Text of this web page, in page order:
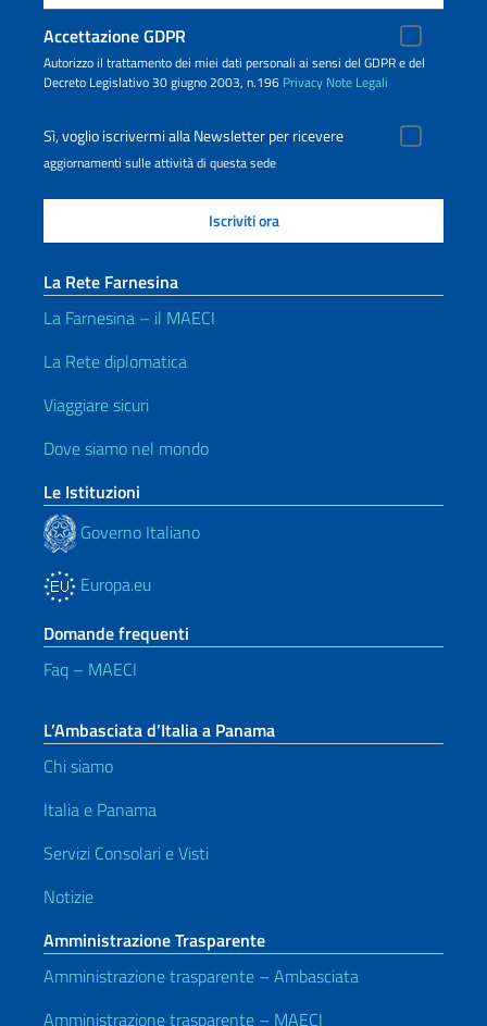
Accettazione GDPR
Autorizzo il trattamento dei miei dati personali ai sensi del GDPR e del
Decreto Legislativo 30 giugno 2003, n.196 Privacy Note Legali
Sì, voglio iscrivermi alla Newsletter per ricevere
aggiornamenti sulle attività di questa sede
La Rete Farnesina
La Farnesina – il MAECI
La Rete diplomatica
Viaggiare sicuri
Dove siamo nel mondo
Le Istituzioni
Governo Italiano
Europa.eu
Domande frequenti
Faq – MAECI
L’Ambasciata d’Italia a Panama
Chi siamo
Italia e Panama
Servizi Consolari e Visti
Notizie
Amministrazione Trasparente
Amministrazione trasparente – Ambasciata
Amministrazione trasparente – MAECI